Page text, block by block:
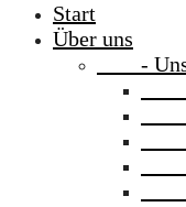
Start
Über uns
-
-
-
-
-
-